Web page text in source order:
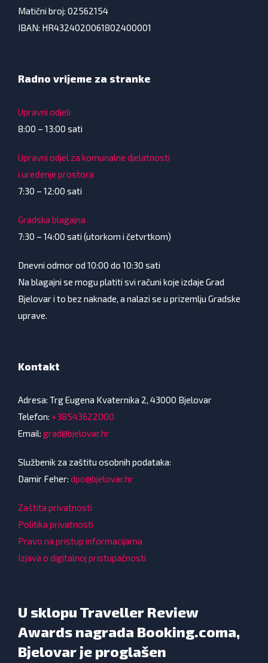
Matični broj: 02562154
IBAN: HR4324020061802400001
Radno vrijeme za stranke
Upravni odjeli
8:00 – 13:00 sati
Upravni odjel za komunalne djelatnosti
i uređenje prostora
7:30 – 12:00 sati
Gradska blagajna
7:30 – 14:00 sati (utorkom i četvrtkom)
Dnevni odmor od 10:00 do 10:30 sati
Na blagajni se mogu platiti svi računi koje izdaje Grad
Bjelovar i to bez naknade, a nalazi se u prizemlju Gradske
uprave.
Kontakt
Adresa: Trg Eugena Kvaternika 2, 43000 Bjelovar
Telefon: +38543622000
Email: grad@bjelovar.hr
Službenik za zaštitu osobnih podataka:
Damir Feher: dpo@bjelovar.hr
Zaštita privatnosti
Politika privatnosti
Pravo na pristup informacijama
Izjava o digitalnoj pristupačnosti
U sklopu Traveller Review
Awards nagrada Booking.coma,
Bjelovar je proglašen